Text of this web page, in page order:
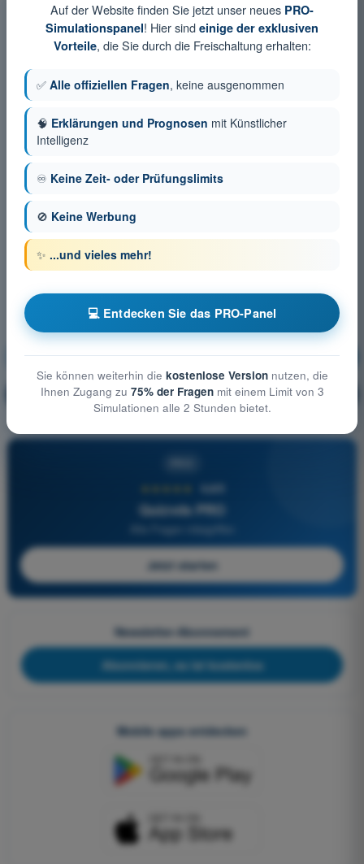
Grundlagen des Fluges (Flugzeug) Ausbildung!
🔒 PRO Erläuterung der Frage
4,6/5
Quizvds PRO
Alle Fragen inbegriffen
Jetzt starten
Newsletter-Abonnement
Abonnieren, es ist kostenlos
Mobile apps entdecken
Auf der Website finden Sie jetzt unser neues PRO-
Simulationspanel! Hier sind einige der exklusiven
Vorteile, die Sie durch die Freischaltung erhalten:
✅ Alle offiziellen Fragen, keine ausgenommen
🧠 Erklärungen und Prognosen mit Künstlicher
Intelligenz
♾️ Keine Zeit- oder Prüfungslimits
🚫 Keine Werbung
✨ ...und vieles mehr!
💻 Entdecken Sie das PRO-Panel
Sie können weiterhin die kostenlose Versionnutzen, die
Ihnen Zugang zu 75% der Fragenmit einem Limit von 3
Simulationen alle 2 Stunden bietet.